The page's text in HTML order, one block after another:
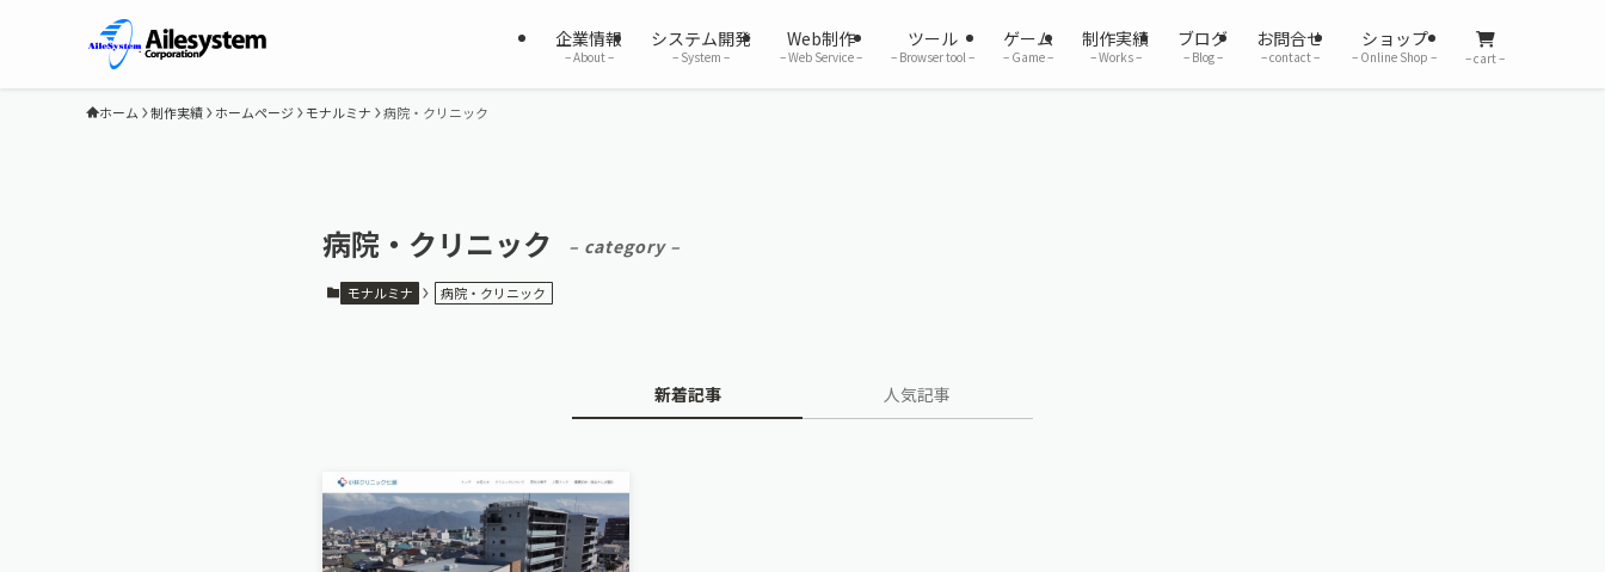
企業情報
– About –
システム開発
– System –
Web制作
– Web Service –
ツール
– Browser tool –
ゲーム
– Game –
制作実績
– Works –
ブログ
– Blog –
お問合せ
– contact –
ショップ
– Online Shop – – cart –
ホーム 制作実績 ホームページ モナルミナ 病院・クリニック
病院・クリニック – category –
モナルミナ 病院・クリニック
新着記事 人気記事